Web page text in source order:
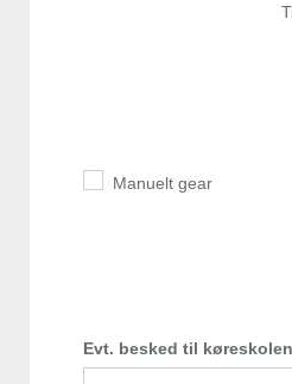
Manuelt gear
Evt. besked til køreskolen